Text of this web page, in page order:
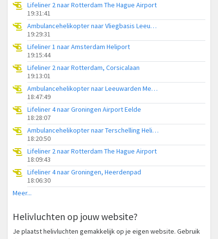
Lifeliner 2 naar Rotterdam The Hague Airport
19:31:41
Ambulancehelikopter naar Vliegbasis Leeuwarden
19:29:31
Lifeliner 1 naar Amsterdam Heliport
19:15:44
Lifeliner 2 naar Rotterdam, Corsicalaan
19:13:01
Ambulancehelikopter naar Leeuwarden Medical Center Heliport
18:47:49
Lifeliner 4 naar Groningen Airport Eelde
18:28:07
Ambulancehelikopter naar Terschelling Heliport
18:20:50
Lifeliner 2 naar Rotterdam The Hague Airport
18:09:43
Lifeliner 4 naar Groningen, Heerdenpad
18:06:30
Meer...
Helivluchten op jouw website?
Je plaatst helivluchten gemakkelijk op je eigen website. Gebruik